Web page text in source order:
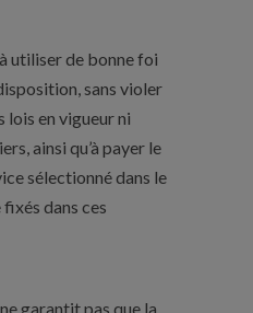
utiliser de bonne foi
sans violer
lois en vigueur ni
ainsi qu’à payer le
sélectionné dans le
dans ces
garantit pas que la